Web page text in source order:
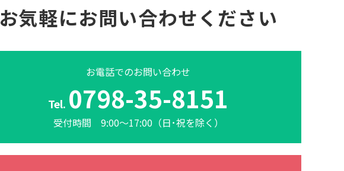
お気軽にお問い合わせください
お電話でのお問い合わせ
Tel. 0798-35-8151
受付時間 9:00～17:00（日･祝を除く）